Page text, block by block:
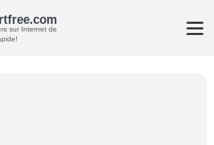
sur Internet de